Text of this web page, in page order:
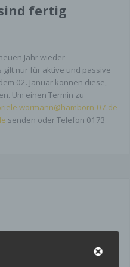
fertig
Jahr wieder
gilt nur für aktive und passive
02. Januar können diese,
Um einen Termin zu
07.de
senden oder Telefon 0173